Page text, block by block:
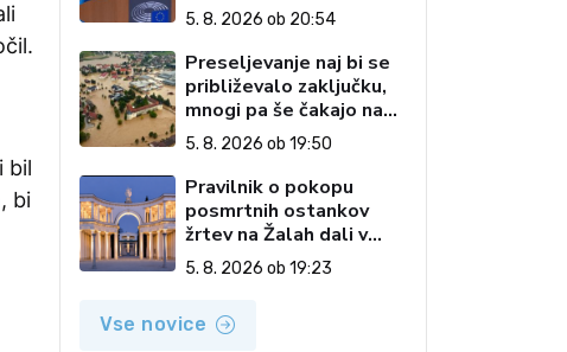
bil
, bi
5. 8. 2026 ob 20:54
Preseljevanje naj bi se
približevalo zaključku,
mnogi pa še čakajo na
domove
5. 8. 2026 ob 19:50
Pravilnik o pokopu
posmrtnih ostankov
žrtev na Žalah dali v
javno razpravo
5. 8. 2026 ob 19:23
Vse novice